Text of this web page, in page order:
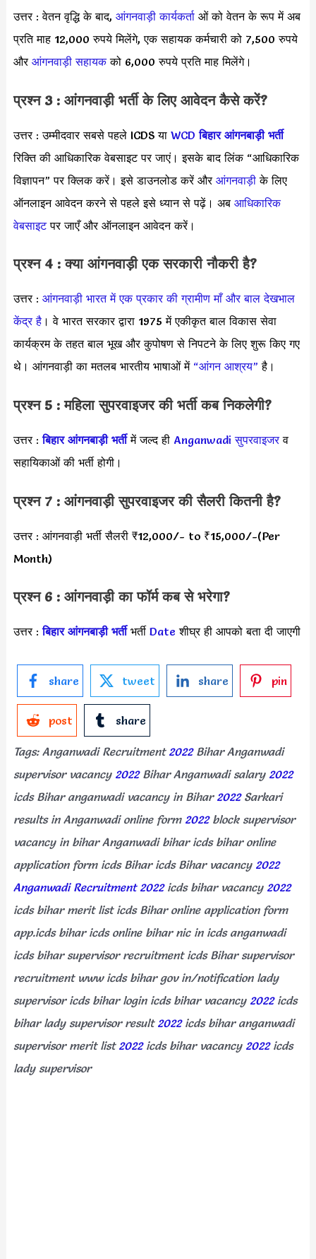
उत्तर : वेतन वृद्धि के बाद, आंगनवाड़ी कार्यकर्ताओं को वेतन के रूप में अब
प्रति माह 12,000 रुपये मिलेंगे, एक सहायक कर्मचारी को 7,500 रुपये
और आंगनवाड़ी सहायकको 6,000 रुपये प्रति माह मिलेंगे।
प्रश्न 3 : आंगनवाड़ी भर्ती के लिए आवेदन कैसे करें?
उत्तर : उम्मीदवार सबसे पहले ICDS या WCD बिहार आंगनबाड़ी भर्ती
रिक्ति की आधिकारिक वेबसाइट पर जाएं। इसके बाद लिंक “आधिकारिक
विज्ञापन” पर क्लिक करें। इसे डाउनलोड करें और आंगनवाड़ीके लिए
ऑनलाइन आवेदन करने से पहले इसे ध्यान से पढ़ें। अब आधिकारिक
वेबसाइटपर जाएँ और ऑनलाइन आवेदन करें।
प्रश्न 4 : क्या आंगनवाड़ी एक सरकारी नौकरी है?
उत्तर : आंगनवाड़ी भारत में एक प्रकार की ग्रामीण माँ और बाल देखभाल
केंद्र है। वे भारत सरकार द्वारा 1975 में एकीकृत बाल विकास सेवा
कार्यक्रम के तहत बाल भूख और कुपोषण से निपटने के लिए शुरू किए गए
थे। आंगनवाड़ी का मतलब भारतीय भाषाओं में “आंगन आश्रय” है।
प्रश्न 5 : महिला सुपरवाइजर की भर्ती कब निकलेगी?
उत्तर :बिहार आंगनबाड़ी भर्तीमें जल्द ही Anganwadi सुपरवाइजरव
सहायिकाओं की भर्ती होगी।
प्रश्न 7 : आंगनवाड़ी सुपरवाइजर की सैलरी कितनी है?
उत्तर : आंगनवाड़ी भर्ती सैलरी ₹12,000/- to ₹15,000/-(Per
Month)
प्रश्न 6 : आंगनवाड़ी का फॉर्म कब से भरेगा?
उत्तर :बिहार आंगनबाड़ी भर्तीभर्ती Date शीघ्र ही आपको बता दी जाएगी
share tweet share pin
post share
Tags: Anganwadi Recruitment 2022Bihar Anganwadi
supervisor vacancy 2022Bihar Anganwadi salary 2022
icds Bihar anganwadi vacancy in Bihar 2022Sarkari
results in Anganwadi online form 2022block supervisor
vacancy in bihar Anganwadi bihar icds bihar online
application form icds Bihar icds Bihar vacancy 2022
Anganwadi Recruitment 2022icds bihar vacancy 2022
icds bihar merit list icds Bihar online application form
app.icds bihar icds online bihar nic in icds anganwadi
icds bihar supervisor recruitment icds Bihar supervisor
recruitment www icds bihar gov in/notification lady
supervisor icds bihar login icds bihar vacancy 2022icds
bihar lady supervisor result 2022icds bihar anganwadi
supervisor merit list 2022icds bihar vacancy 2022icds
lady supervisor